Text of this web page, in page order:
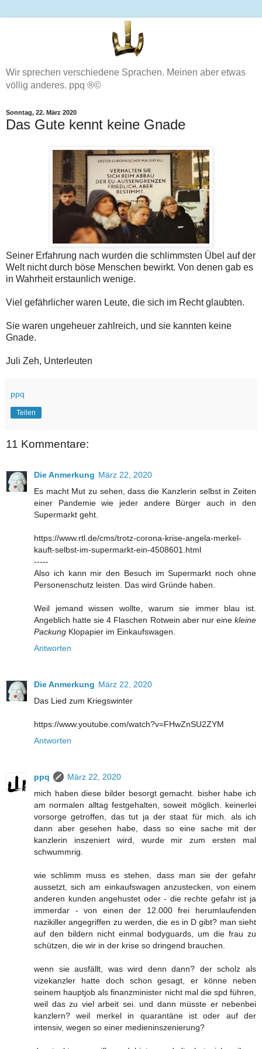
Wir sprechen verschiedene Sprachen. Meinen aber etwas
völlig anderes. ppq ®©
Sonntag, 22. März 2020
Das Gute kennt keine Gnade
Seiner Erfahrung nach wurden die schlimmsten Übel auf der
Welt nicht durch böse Menschen bewirkt. Von denen gab es
in Wahrheit erstaunlich wenige.
Viel gefährlicher waren Leute, die sich im Recht glaubten.
Sie waren ungeheuer zahlreich, und sie kannten keine
Gnade.
Juli Zeh, Unterleuten
ppq
Teilen
11 Kommentare:
Die Anmerkung März 22, 2020
Es macht Mut zu sehen, dass die Kanzlerin selbst in Zeiten
einer Pandemie wie jeder andere Bürger auch in den
Supermarkt geht.
https://www.rtl.de/cms/trotz-corona-krise-angela-merkel-
kauft-selbst-im-supermarkt-ein-4508601.html
-----
Also ich kann mir den Besuch im Supermarkt noch ohne
Personenschutz leisten. Das wird Gründe haben.
Weil jemand wissen wollte, warum sie immer blau ist.
Angeblich hatte sie 4 Flaschen Rotwein aber nur eine kleine
Packung Klopapier im Einkaufswagen.
Antworten
Die Anmerkung März 22, 2020
Das Lied zum Kriegswinter
https://www.youtube.com/watch?v=FHwZnSU2ZYM
Antworten
ppq
März 22, 2020
mich haben diese bilder besorgt gemacht. bisher habe ich
am normalen alltag festgehalten, soweit möglich. keinerlei
vorsorge getroffen, das tut ja der staat für mich. als ich
dann aber gesehen habe, dass so eine sache mit der
kanzlerin inszeniert wird, wurde mir zum ersten mal
schwummrig.
wie schlimm muss es stehen, dass man sie der gefahr
aussetzt, sich am einkaufswagen anzustecken, von einem
anderen kunden angehustet oder - die rechte gefahr ist ja
immerdar - von einen der 12.000 frei herumlaufenden
nazikiller angegriffen zu werden, die es in D gibt? man sieht
auf den bildern nicht einmal bodyguards, um die frau zu
schützen, die wir in der krise so dringend brauchen.
wenn sie ausfällt, was wird denn dann? der scholz als
vizekanzler hatte doch schon gesagt, er könne neben
seinem hauptjob als finanzminister nicht mal die spd führen,
weil das zu viel arbeit sei. und dann müsste er nebenbei
kanzlern? weil merkel in quarantäne ist oder auf der
intensiv, wegen so einer medieninszenierung?